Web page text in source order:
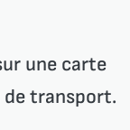
une carte
de transport.